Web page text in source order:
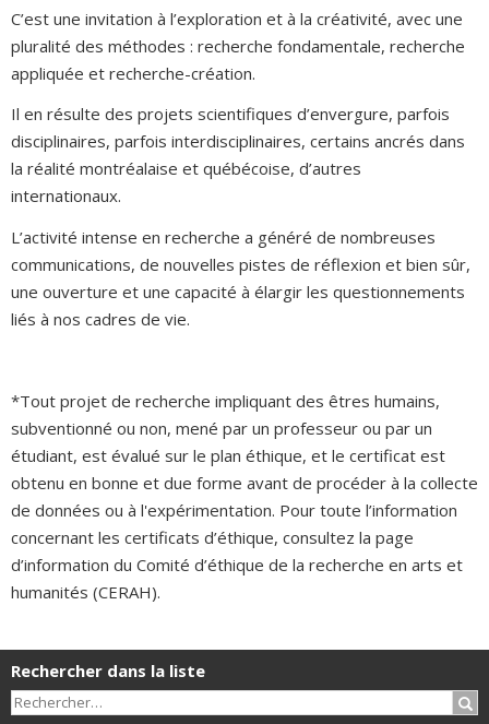
C’est une invitation à l’exploration et à la créativité, avec une
pluralité des méthodes : recherche fondamentale, recherche
appliquée et recherche-création.
Il en résulte des projets scientifiques d’envergure, parfois
disciplinaires, parfois interdisciplinaires, certains ancrés dans
la réalité montréalaise et québécoise, d’autres
internationaux.
L’activité intense en recherche a généré de nombreuses
communications, de nouvelles pistes de réflexion et bien sûr,
une ouverture et une capacité à élargir les questionnements
liés à nos cadres de vie.
*Tout projet de recherche impliquant des êtres humains,
subventionné ou non, mené par un professeur ou par un
étudiant, est évalué sur le plan éthique, et le certificat est
obtenu en bonne et due forme avant de procéder à la collecte
de données ou à l'expérimentation. Pour toute l’information
concernant les certificats d’éthique, consultez la page
d’information du Comité d’éthique de la recherche en arts et
humanités (CERAH).
Rechercher dans la liste